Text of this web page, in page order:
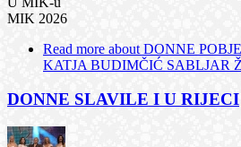
MIK 2026
Read more about DONNE
KATJA BUDIMČIĆ SABLJAR
DONNE SLAVILE I U RIJECI